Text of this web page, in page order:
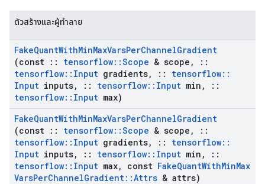
ตัวสร้างและผู้ทำลาย
FakeQuantWithMinMaxVarsPerChannelGradient
(const :: tensorflow::Scope & scope ,
::
tensorflow:: Input gradients, :: tensorflow::
Input inputs, :: tensorflow:: Input min ,
::
tensorflow:: Input max)
FakeQuantWithMinMaxVarsPerChannelGradient
(const :: tensorflow::Scope & scope ,
::
tensorflow:: Input gradients, :: tensorflow::
Input inputs, :: tensorflow:: Input min ,
::
tensorflow:: Input max, const FakeQuantWithMinMax
VarsPerChannelGradient::Attrs & attrs)